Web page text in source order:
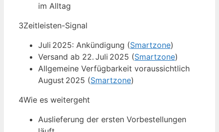
im Alltag
3Zeitleisten-Signal
Juli 2025: Ankündigung (Smartzone)
Versand ab 22. Juli 2025 (Smartzone)
Allgemeine Verfügbarkeit voraussichtlich
August 2025 (Smartzone)
4Wie es weitergeht
Auslieferung der ersten Vorbestellungen